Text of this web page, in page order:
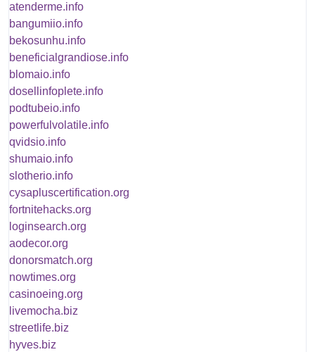
atenderme.info
bangumiio.info
bekosunhu.info
beneficialgrandiose.info
blomaio.info
dosellinfoplete.info
podtubeio.info
powerfulvolatile.info
qvidsio.info
shumaio.info
slotherio.info
cysapluscertification.org
fortnitehacks.org
loginsearch.org
aodecor.org
donorsmatch.org
nowtimes.org
casinoeing.org
livemocha.biz
streetlife.biz
hyves.biz